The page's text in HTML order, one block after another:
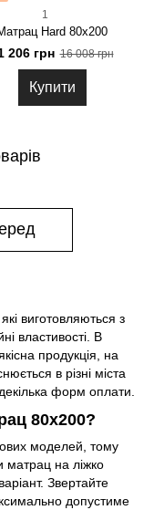
виготовляються з
властивості. В
продукція, на
в різні міста
форм оплати.
80х200?
моделей, тому
матрац на ліжко
Звертайте
допустиме
1
Hard 80x200
206 грн 16 008 грн
Купити